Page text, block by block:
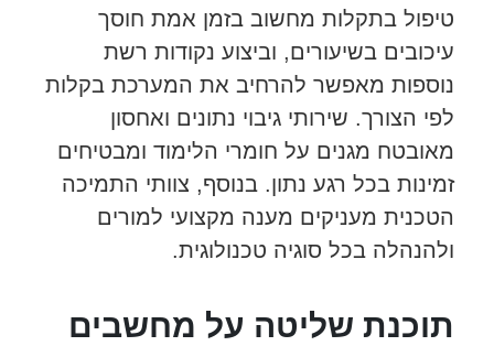
טיפול בתקלות מחשוב בזמן אמת חוסך
עיכובים בשיעורים, וביצוע נקודות רשת
נוספות מאפשר להרחיב את המערכת בקלות
לפי הצורך. שירותי גיבוי נתונים ואחסון
מאובטח מגנים על חומרי הלימוד ומבטיחים
זמינות בכל רגע נתון. בנוסף, צוותי התמיכה
הטכנית מעניקים מענה מקצועי למורים
ולהנהלה בכל סוגיה טכנולוגית.
תוכנת שליטה על מחשבים